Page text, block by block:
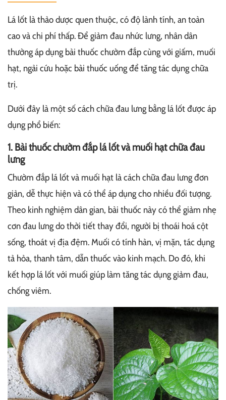
Lá lốt là thảo dược quen thuộc, có độ lành tính, an toàn
cao và chi phí thấp. Để giảm đau nhức lưng, nhân dân
thường áp dụng bài thuốc chườm đắp cùng với giấm, muối
hạt, ngải cứu hoặc bài thuốc uống để tăng tác dụng chữa
trị.
Dưới đây là một số cách chữa đau lưng bằng lá lốt được áp
dụng phổ biến:
1. Bài thuốc chườm đắp lá lốt và muối hạt chữa đau
lưng
Chườm đắp lá lốt và muối hạt là cách chữa đau lưng đơn
giản, dễ thực hiện và có thể áp dụng cho nhiều đối tượng.
Theo kinh nghiệm dân gian, bài thuốc này có thể giảm nhẹ
cơn đau lưng do thời tiết thay đổi, người bị thoái hoá cột
sống, thoát vị địa đệm. Muối có tính hàn, vị mặn, tác dụng
tả hỏa, thanh tâm, dẫn thuốc vào kinh mạch. Do đó, khi
kết hợp lá lốt với muối giúp làm tăng tác dụng giảm đau,
chống viêm.